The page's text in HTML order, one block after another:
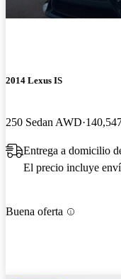
2014 Lexus IS
250 Sedan AWD
Entrega a domicilio
El precio incluye
Buena oferta